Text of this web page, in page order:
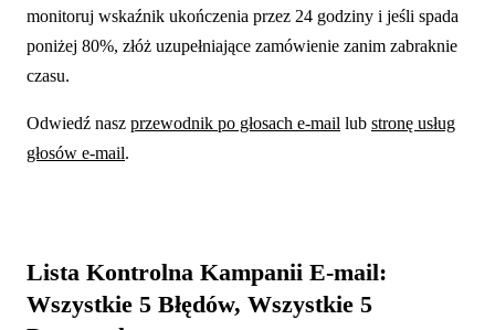
monitoruj wskaźnik ukończenia przez 24 godziny i jeśli spada
poniżej 80%, złóż uzupełniające zamówienie zanim zabraknie
czasu.
Odwiedź nasz przewodnik po głosach e-mail lub stronę usług
głosów e-mail.
Lista Kontrolna Kampanii E-mail:
Wszystkie 5 Błędów, Wszystkie 5